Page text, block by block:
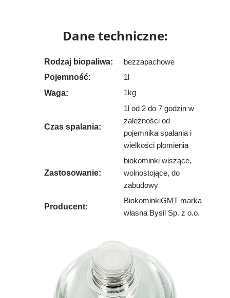
Dane techniczne:
Rodzaj biopaliwa: bezzapachowe
Pojemność: 1l
Waga: 1kg
Czas spalania:
1l od 2 do 7 godzin w
zależności od
pojemnika spalania i
wielkości płomienia
Zastosowanie:
biokominki wiszące,
wolnostojące, do
zabudowy
Producent:
BiokominkiGMT marka
własna Bysil Sp. z o.o.